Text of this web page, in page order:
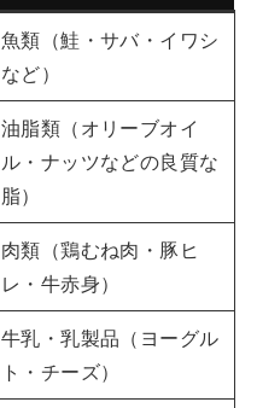
魚類（鮭・サバ・イワシ
など）
油脂類（オリーブオイ
ル・ナッツなどの良質な
脂）
肉類（鶏むね肉・豚ヒ
レ・牛赤身）
牛乳・乳製品（ヨーグル
ト・チーズ）